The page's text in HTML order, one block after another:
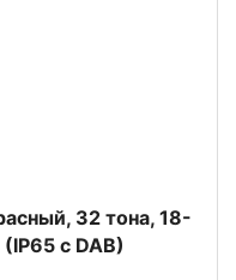
32 тона, 18-
с DAB)